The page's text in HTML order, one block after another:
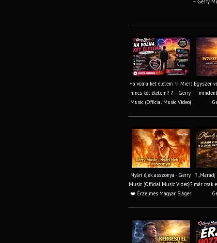
Ha volna két életem ✨ Miért
nincs két életem? ? – Gerry
Music (Official Music Video)
Egyszer
Nyári éjek asszonya - Gerry
Music (Official Music Video)?
❤️ Érzelmes Magyar Sláger
?
már csak